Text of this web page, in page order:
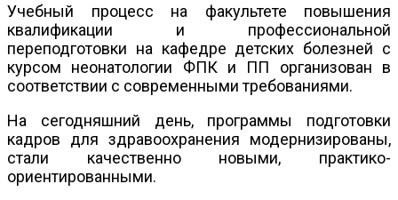
Учебный процесс на факультете повышения
квалификации и профессиональной
переподготовки на кафедре детских болезней с
курсом неонатологии ФПК и ПП организован в
соответствии с современными требованиями.
На сегодняшний день, программы подготовки
кадров для здравоохранения модернизированы,
стали качественно новыми, практико-
ориентированными.